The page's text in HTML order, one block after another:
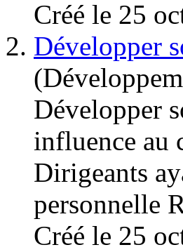
Créé le 25
2. Développer
Développer
influence au
Dirigeants
personnelle
Créé le 25